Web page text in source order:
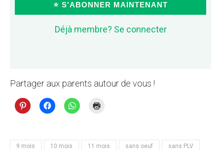
⭐ S'ABONNER MAINTENANT
Déjà membre? Se connecter
Partager aux parents autour de vous !
9 mois 10 mois 11 mois sans oeuf
sans PLV